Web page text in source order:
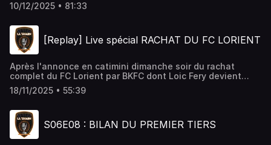
type? Le système fonctionne-t-il ? Autant de questions
Pierrot et Raphaël !
10/12/2025 • 81:33
[Replay] Live spécial RACHAT DU FC LORIENT
Après l'annonce en catimini dimanche soir du rachat
complet du FC Lorient par BKFC dont Loic Fery devient
actionnaire, retour en direct sur Twitter sur les raisons et
inquiétudes derrière cette opération!
18/11/2025 • 55:39
S06E08 : BILAN DU PREMIER TIERS